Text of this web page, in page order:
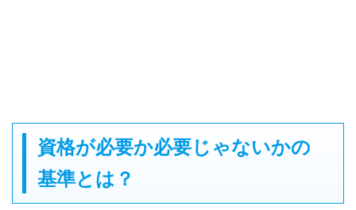
資格が必要か必要じゃないかの
基準とは？